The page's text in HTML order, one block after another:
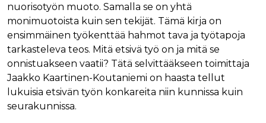
nuorisotyön muoto. Samalla se on yhtä
monimuotoista kuin sen tekijät. Tämä kirja on
ensimmäinen työkenttää hahmot tava ja työtapoja
tarkasteleva teos. Mitä etsivä työ on ja mitä se
onnistuakseen vaatii? Tätä selvittääkseen toimittaja
Jaakko Kaartinen-Koutaniemi on haasta tellut
lukuisia etsivän työn konkareita niin kunnissa kuin
seurakunnissa.